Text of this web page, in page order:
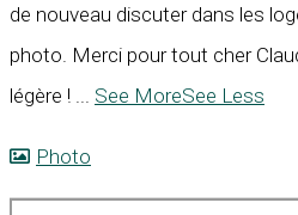
de nouveau discuter dans les
photo. Merci pour tout cher
légère !
See MoreSee Less
Photo